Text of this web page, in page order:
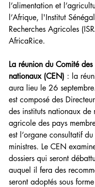
l’alimentation et
l’Afrique, l'Institut
Recherches Agricoles
AfricaRice.
La réunion du Comité des
nationaux (CEN) : la
aura lieu le 26
est composé des
des instituts nationaux de
agricole des pays
est l’organe consultatif
ministres. Le CEN
dossiers qui seront
auquel il fera des
seront adoptés sous